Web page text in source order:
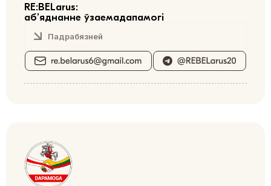
RE:BELarus:
аб’яднанне ўзаемадапамогі
Падрабязней